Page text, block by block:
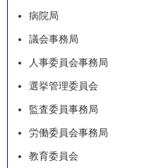
病院局
議会事務局
人事委員会事務局
選挙管理委員会
監査委員事務局
労働委員会事務局
教育委員会